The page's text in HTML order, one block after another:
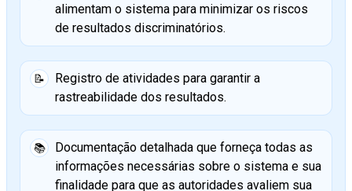
alimentam o sistema para minimizar os riscos
de resultados discriminatórios.
📝
Registro de atividades para garantir a
rastreabilidade dos resultados.
📚
Documentação detalhada que forneça todas as
informações necessárias sobre o sistema e sua
finalidade para que as autoridades avaliem sua